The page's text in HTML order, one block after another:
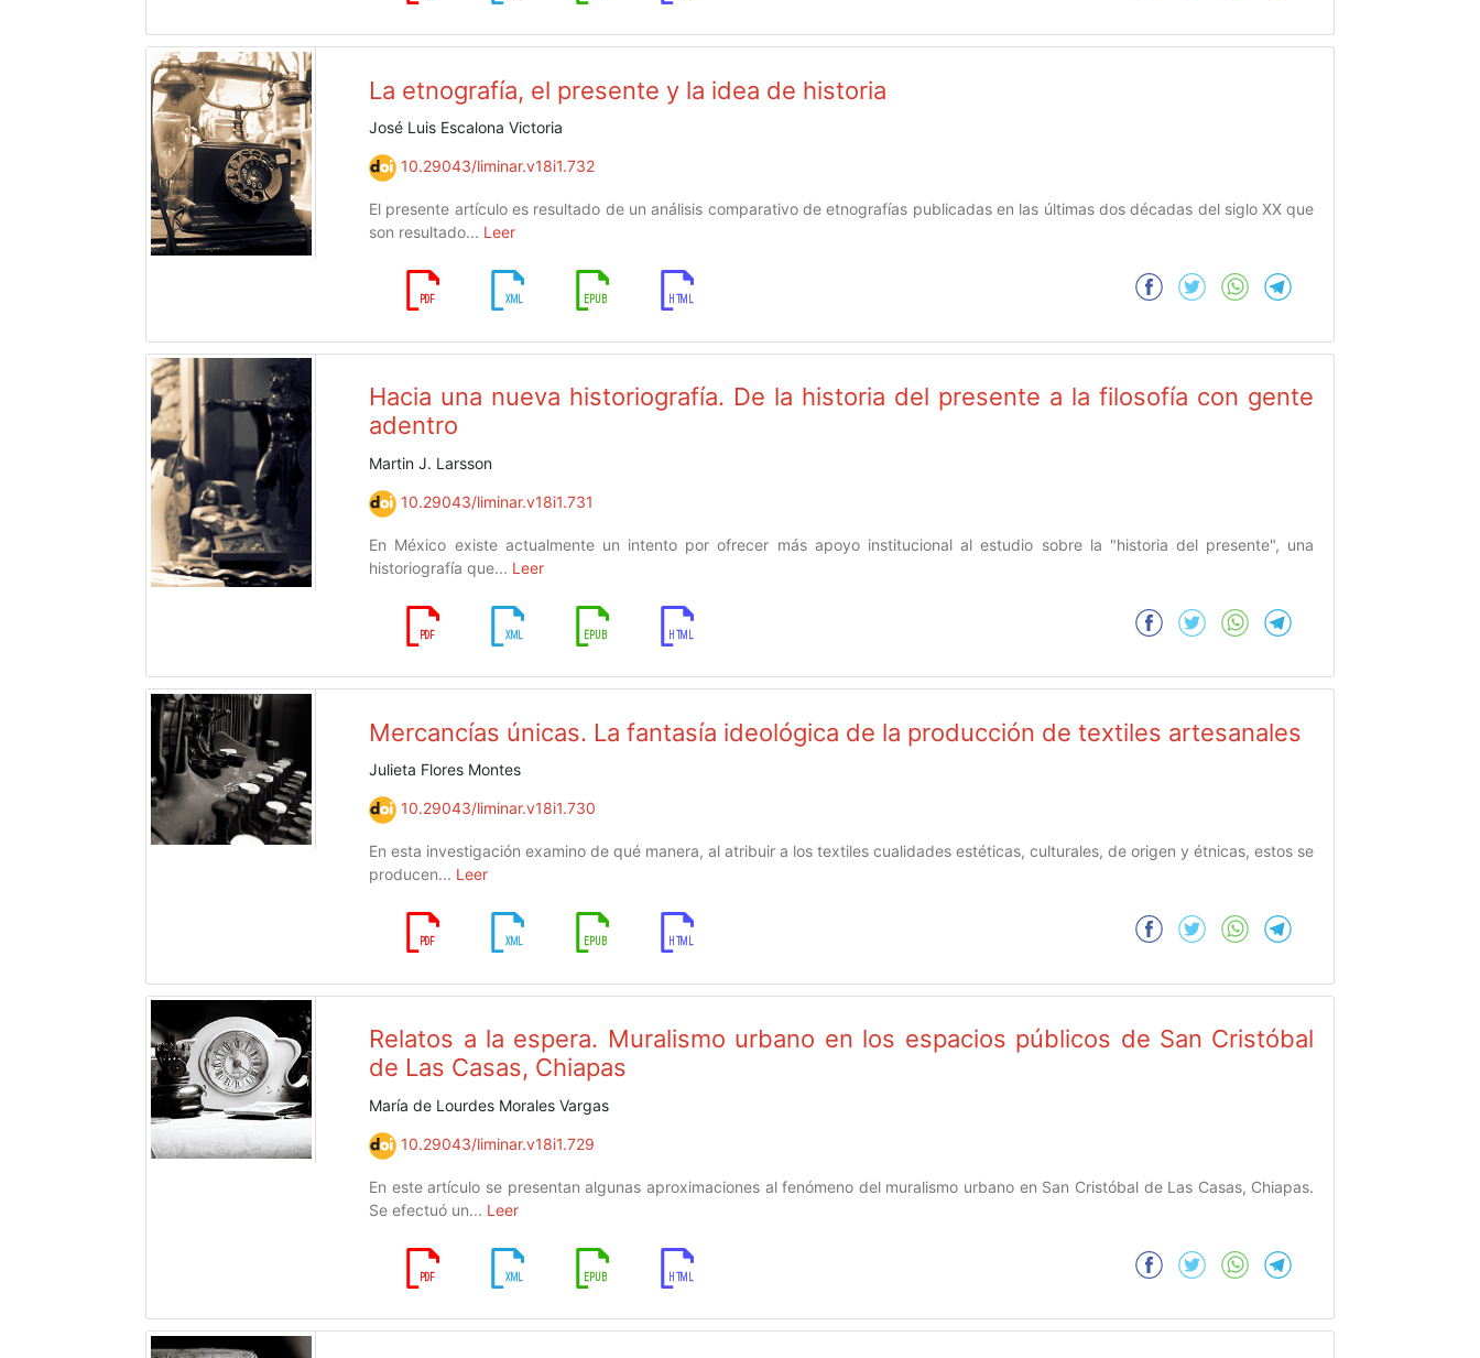
La etnografía, el presente y la idea de historia
José Luis Escalona Victoria
10.29043/liminar.v18i1.732
El presente artículo es resultado de un análisis comparativo de etnografías publicadas en las últimas dos décadas del siglo XX que
son resultado... Leer
Hacia una nueva historiografía. De la historia del presente a la filosofía con gente
adentro
Martin J. Larsson
10.29043/liminar.v18i1.731
En México existe actualmente un intento por ofrecer más apoyo institucional al estudio sobre la "historia del presente", una
historiografía que... Leer
Mercancías únicas. La fantasía ideológica de la producción de textiles artesanales
Julieta Flores Montes
10.29043/liminar.v18i1.730
En esta investigación examino de qué manera, al atribuir a los textiles cualidades estéticas, culturales, de origen y étnicas, estos se
producen... Leer
Relatos a la espera. Muralismo urbano en los espacios públicos de San Cristóbal
de Las Casas, Chiapas
María de Lourdes Morales Vargas
10.29043/liminar.v18i1.729
En este artículo se presentan algunas aproximaciones al fenómeno del muralismo urbano en San Cristóbal de Las Casas, Chiapas.
Se efectuó un... Leer